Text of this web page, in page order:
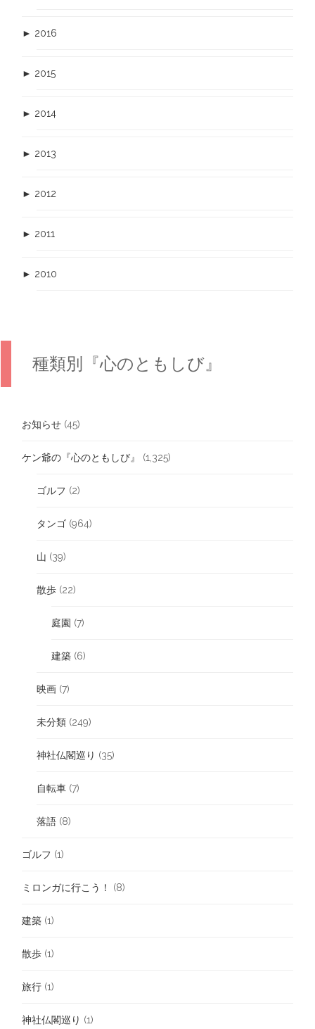
► 2016
► 2015
► 2014
► 2013
► 2012
► 2011
► 2010
種類別『心のともしび』
お知らせ (45)
ケン爺の『心のともしび』 (1,325)
ゴルフ (2)
タンゴ (964)
山 (39)
散歩 (22)
庭園 (7)
建築 (6)
映画 (7)
未分類 (249)
神社仏閣巡り (35)
自転車 (7)
落語 (8)
ゴルフ (1)
ミロンガに行こう！ (8)
建築 (1)
散歩 (1)
旅行 (1)
神社仏閣巡り (1)